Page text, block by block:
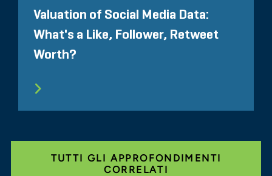
Valuation of Social Media Data:
What's a Like, Follower, Retweet
Worth?
TUTTI GLI APPROFONDIMENTI
CORRELATI